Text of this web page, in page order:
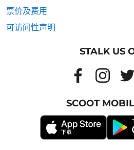
票价及费用
可访问性声明
STALK US
SCOOT